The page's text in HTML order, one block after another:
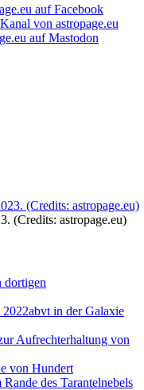
(Credits: astropage.eu)
dortigen
in der Galaxie
Aufrechterhaltung von
von Hundert
des Tarantelnebels